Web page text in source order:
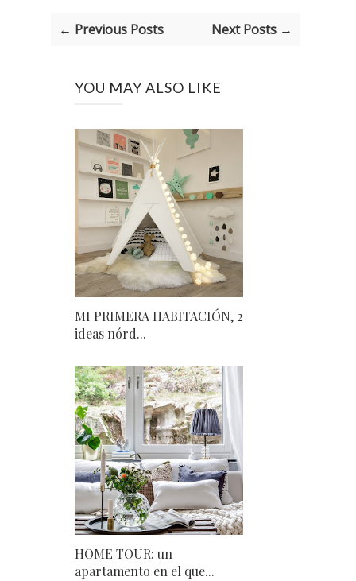
← Previous Posts Next Posts →
YOU MAY ALSO LIKE
MI PRIMERA HABITACIÓN, 2
ideas nórd...
HOME TOUR: un
apartamento en el que...